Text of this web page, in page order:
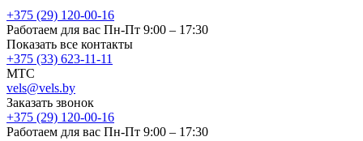
+375 (29) 120-00-16
Работаем для вас Пн-Пт 9:00 – 17:30
Показать все контакты
+375 (33) 623-11-11
MTC
vels@vels.by
Заказать звонок
+375 (29) 120-00-16
Работаем для вас Пн-Пт 9:00 – 17:30